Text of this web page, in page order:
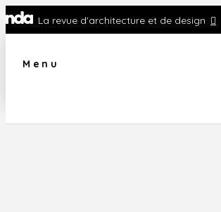
La revue d'architecture et de design
Menu